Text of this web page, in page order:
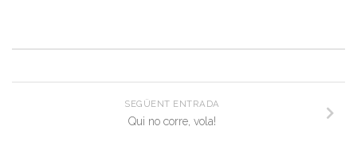
SEGÜENT ENTRADA
Qui no corre, vola!